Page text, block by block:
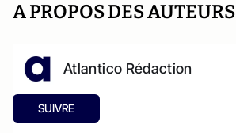
A PROPOS DES AUTEURS
Atlantico Rédaction
SUIVRE